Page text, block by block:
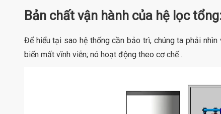
Bản chất vận hành của hệ lọc
Để hiểu tại sao hệ thống cần bảo trì, chúng ta phải
biến mất vĩnh viễn; nó hoạt động theo cơ chế .